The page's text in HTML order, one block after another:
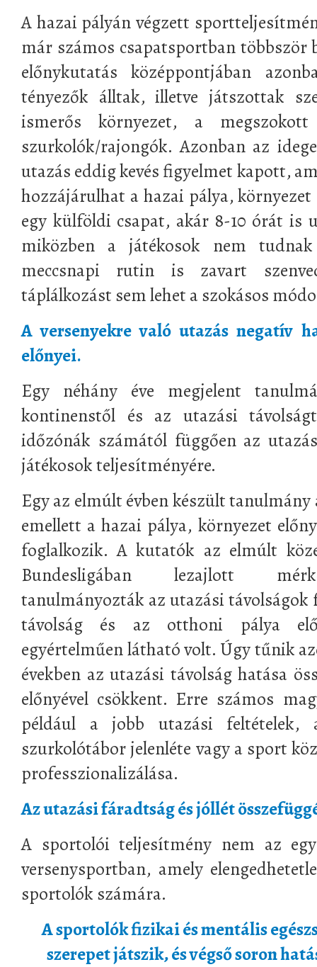
A hazai pályán végzett
már számos csapatsportban
előnykutatás középpontjában
tényezők álltak, illetve játszottak
ismerős környezet, a
szurkolók/rajongók. Azonban az
utazás eddig kevés figyelmet kapott,
hozzájárulhat a hazai pálya,
egy külföldi csapat, akár 8-10 órát is
miközben a játékosok nem
meccsnapi rutin is zavart
táplálkozást sem lehet a szokásos
A versenyekre való utazás negatív
előnyei.
Egy néhány éve megjelent
kontinenstől és az utazási
időzónák számától függően az
játékosok teljesítményére.
Egy az elmúlt évben készült
emellett a hazai pálya, környezet
foglalkozik. A kutatók az elmúlt
Bundesligában lezajlott
tanulmányozták az utazási távolságok
távolság és az otthoni pálya
egyértelműen látható volt. Úgy tűnik
években az utazási távolság hatása
előnyével csökkent. Erre számos
például a jobb utazási
szurkolótábor jelenléte vagy a sport
professzionalizálása.
Az utazási fáradtság és jóllét
A sportolói teljesítmény nem az
versenysportban, amely
sportolók számára.
A sportolók fizikai és mentális
szerepet játszik, és végső soron